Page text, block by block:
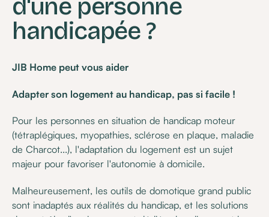
d'une personne
handicapée ?
JIB Home peut vous aider
Adapter son logement au handicap, pas si facile !
Pour les personnes en situation de handicap moteur
(tétraplégiques, myopathies, sclérose en plaque, maladie
de Charcot...), l'adaptation du logement est un sujet
majeur pour favoriser l'autonomie à domicile.
Malheureusement, les outils de domotique grand public
sont inadaptés aux réalités du handicap, et les solutions